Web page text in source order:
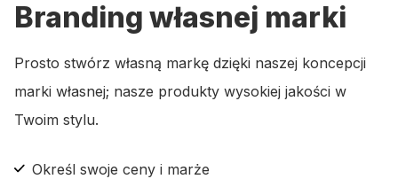
Branding własnej marki
Prosto stwórz własną markę dzięki naszej koncepcji
marki własnej; nasze produkty wysokiej jakości w
Twoim stylu.
Określ swoje ceny i marże